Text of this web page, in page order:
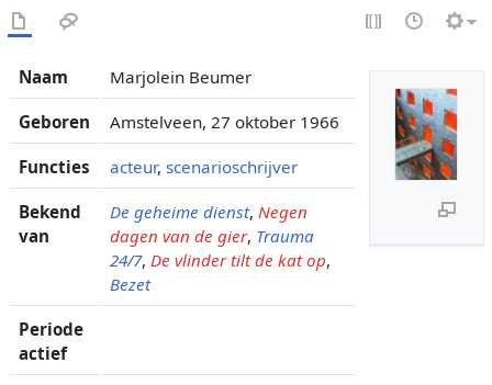
Naam Marjolein Beumer
Geboren Amstelveen, 27 oktober 1966
Functies acteur, scenarioschrijver
Bekend
van
De geheime dienst, Negen
dagen van de gier, Trauma
24/7, De vlinder tilt de kat op,
Bezet
Periode
actief